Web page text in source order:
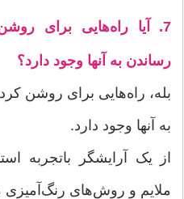
7. آیا راه‌هایی برای
رساندن به آنها وجود دارد؟
بله، راه‌هایی برای روشن
به آنها وجود دارد.
از یک آرایشگر باتجربه
ملایم و روش‌های رنگ‌آمیزی